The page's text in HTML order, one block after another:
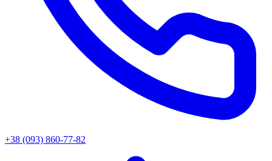
+38 (093) 860-77-82